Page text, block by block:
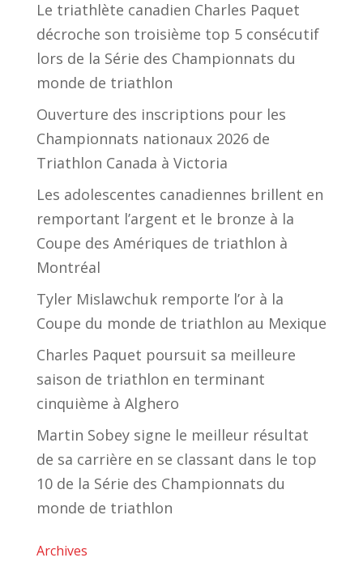
Le triathlète canadien Charles Paquet
décroche son troisième top 5 consécutif
lors de la Série des Championnats du
monde de triathlon
Ouverture des inscriptions pour les
Championnats nationaux 2026 de
Triathlon Canada à Victoria
Les adolescentes canadiennes brillent en
remportant l’argent et le bronze à la
Coupe des Amériques de triathlon à
Montréal
Tyler Mislawchuk remporte l’or à la
Coupe du monde de triathlon au Mexique
Charles Paquet poursuit sa meilleure
saison de triathlon en terminant
cinquième à Alghero
Martin Sobey signe le meilleur résultat
de sa carrière en se classant dans le top
10 de la Série des Championnats du
monde de triathlon
Archives